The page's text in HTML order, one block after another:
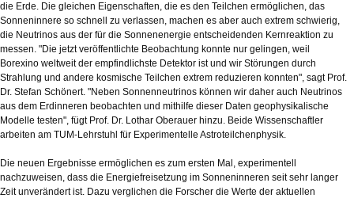
die Erde. Die gleichen Eigenschaften, die es den Teilchen ermöglichen, das
Sonneninnere so schnell zu verlassen, machen es aber auch extrem schwierig,
die Neutrinos aus der für die Sonnenenergie entscheidenden Kernreaktion zu
messen. "Die jetzt veröffentlichte Beobachtung konnte nur gelingen, weil
Borexino weltweit der empfindlichste Detektor ist und wir Störungen durch
Strahlung und andere kosmische Teilchen extrem reduzieren konnten", sagt Prof.
Dr. Stefan Schönert. "Neben Sonnenneutrinos können wir daher auch Neutrinos
aus dem Erdinneren beobachten und mithilfe dieser Daten geophysikalische
Modelle testen", fügt Prof. Dr. Lothar Oberauer hinzu. Beide Wissenschaftler
arbeiten am TUM-Lehrstuhl für Experimentelle Astroteilchenphysik.
Die neuen Ergebnisse ermöglichen es zum ersten Mal, experimentell
nachzuweisen, dass die Energiefreisetzung im Sonneninneren seit sehr langer
Zeit unverändert ist. Dazu verglichen die Forscher die Werte der aktuellen